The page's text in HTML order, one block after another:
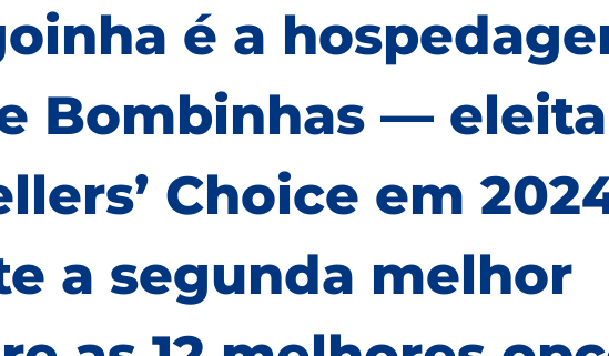
é a
Bombinhas —
Choice em
a segunda melhor